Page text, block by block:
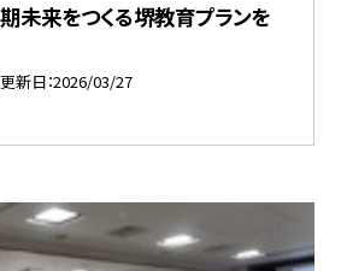
来をつくる堺教育プランを
更新日 2026/03/27